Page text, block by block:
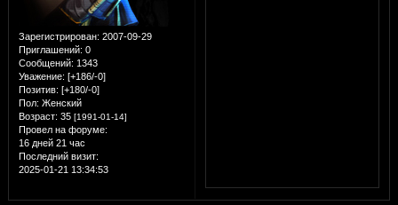
Зарегистрирован: 2007-09-29
Приглашений: 0
Сообщений: 1343
Уважение: [+186/-0]
Позитив: [+180/-0]
Пол: Женский
Возраст: 35 [1991-01-14]
Провел на форуме:
16 дней 21 час
Последний визит:
2025-01-21 13:34:53